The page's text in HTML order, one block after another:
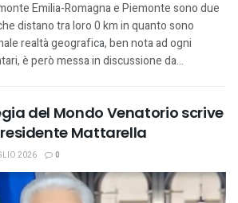
Emilia-Romagna e Piemonte sono due
distano tra loro 0 km in quanto sono
realtà geografica, ben nota ad ogni
è però messa in discussione da...
del Mondo Venatorio scrive
Mattarella
2026 0